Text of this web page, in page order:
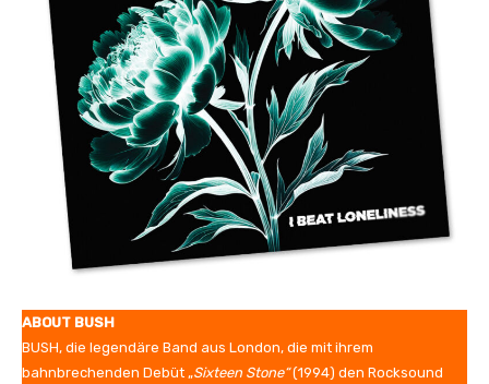
ABOUT BUSH
BUSH, die legendäre Band aus London, die mit ihrem
bahnbrechenden Debüt „Sixteen Stone“(1994) den Rocksound